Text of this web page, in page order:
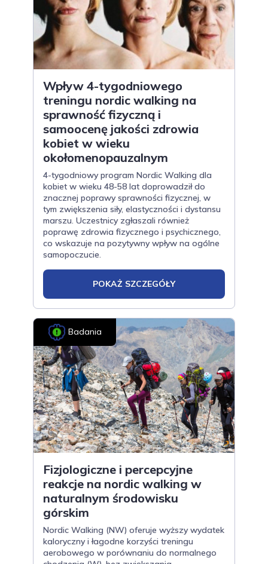
Wpływ 4-tygodniowego
treningu nordic walking na
sprawność fizyczną i
samoocenę jakości zdrowia
kobiet w wieku
okołomenopauzalnym
4-tygodniowy program Nordic Walking dla
kobiet w wieku 48-58 lat doprowadził do
znacznej poprawy sprawności fizycznej, w
tym zwiększenia siły, elastyczności i dystansu
marszu. Uczestnicy zgłaszali również
poprawę zdrowia fizycznego i psychicznego,
co wskazuje na pozytywny wpływ na ogólne
samopoczucie.
POKAŻ SZCZEGÓŁY
Badania
Fizjologiczne i percepcyjne
reakcje na nordic walking w
naturalnym środowisku
górskim
Nordic Walking (NW) oferuje wyższy wydatek
kaloryczny i łagodne korzyści treningu
aerobowego w porównaniu do normalnego